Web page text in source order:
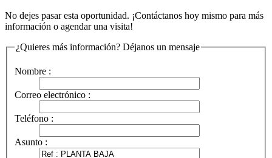
No dejes pasar esta oportunidad. ¡Contáctanos hoy mismo para más
información o agendar una visita!
¿Quieres más información? Déjanos un mensaje
Nombre :
Correo electrónico :
Teléfono :
Asunto :